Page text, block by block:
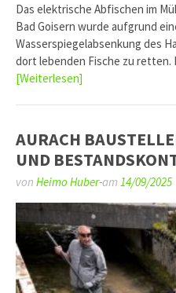
Das elektrische Abfischen im
Bad Goisern wurde aufgrund
Wasserspiegelabsenkung des
dort lebenden Fische zu
[Weiterlesen]
AURACH
UND
von Heimo Huber-am 14/09/2025